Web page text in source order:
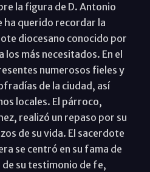
la figura de D. Antonio
ha querido recordar la
diocesano conocido por
los más necesitados. En el
numerosos fieles y
de la ciudad, así
locales. El párroco,
realizó un repaso por su
de su vida. El sacerdote
se centró en su fama de
su testimonio de fe,